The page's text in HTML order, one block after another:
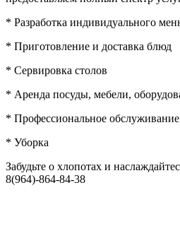
* Разработка индивидуального
* Приготовление и доставка блюд
* Сервировка столов
* Аренда посуды, мебели,
* Профессиональное обслуживание
* Уборка
Забудьте о хлопотах и
8(964)-864-84-38